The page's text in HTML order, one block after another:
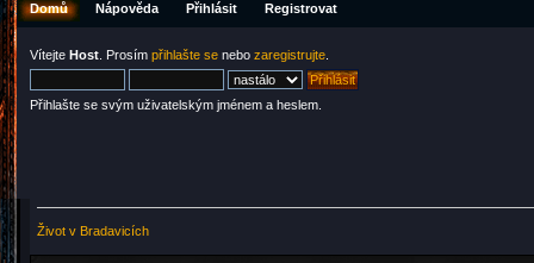
Domů Nápověda Přihlásit Registrovat
Vítejte Host . Prosím přihlašte se nebo zaregistrujte
Přihlašte se svým uživatelským jménem a heslem.
Život v Bradavicích